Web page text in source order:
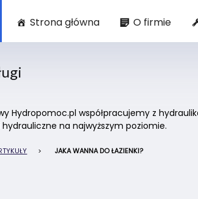
Strona główna O firmie
Hydropomoc.pl współpracujemy z
hydrauliczne na najwyższym poziomie.
> JAKA WANNA DO ŁAZIENKI?